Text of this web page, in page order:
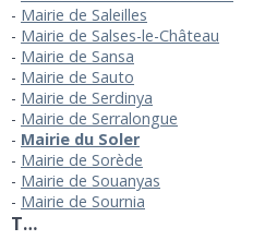
Mairie de Saleilles
Mairie de Salses-le-Château
Mairie de Sansa
Mairie de Sauto
Mairie de Serdinya
Mairie de Serralongue
Mairie du Soler
Mairie de Sorède
Mairie de Souanyas
Mairie de Sournia
T…